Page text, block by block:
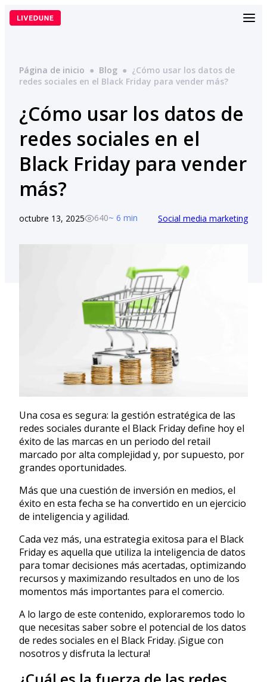
Saltar
al
Página de inicio ● Blog ● ¿Cómo usar los datos de
redes sociales en el Black Friday para vender más?
¿Cómo usar los datos de
redes sociales en el
Black Friday para vender
más?
octubre 13, 2025 640~ 6 min Social media marketing
Una cosa es segura: la gestión estratégica de las
redes sociales durante el Black Friday define hoy el
éxito de las marcas en un periodo del retail
marcado por alta complejidad y, por supuesto, por
grandes oportunidades.
Más que una cuestión de inversión en medios, el
éxito en esta fecha se ha convertido en un ejercicio
de inteligencia y agilidad.
Cada vez más, una estrategia exitosa para el Black
Friday es aquella que utiliza la inteligencia de datos
para tomar decisiones más acertadas, optimizando
recursos y maximizando resultados en uno de los
momentos más importantes para el comercio.
A lo largo de este contenido, exploraremos todo lo
que necesitas saber sobre el potencial de los datos
de redes sociales en el Black Friday. ¡Sigue con
nosotros y disfruta la lectura!